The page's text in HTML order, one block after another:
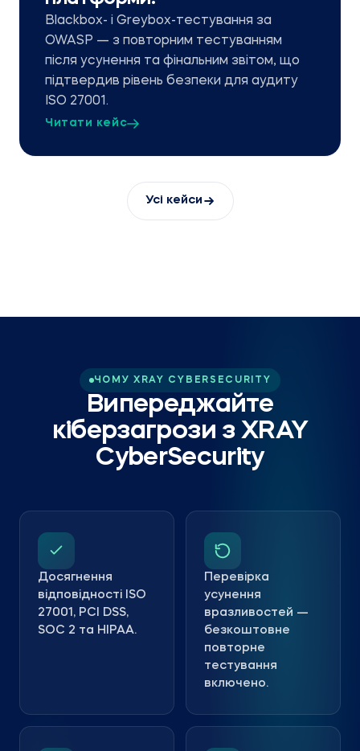
Blackbox- і Greybox-тестування за
OWASP — з повторним тестуванням
після усунення та фінальним звітом, що
підтвердив рівень безпеки для аудиту
ISO 27001.
Читати кейс
Усі кейси
ЧОМУ XRAY CYBERSECURITY
Випереджайте
кіберзагрози з XRAY
CyberSecurity
Досягнення
відповідності ISO
27001, PCI DSS,
SOC 2 та HIPAA.
Перевірка
усунення
вразливостей —
безкоштовне
повторне
тестування
включено.